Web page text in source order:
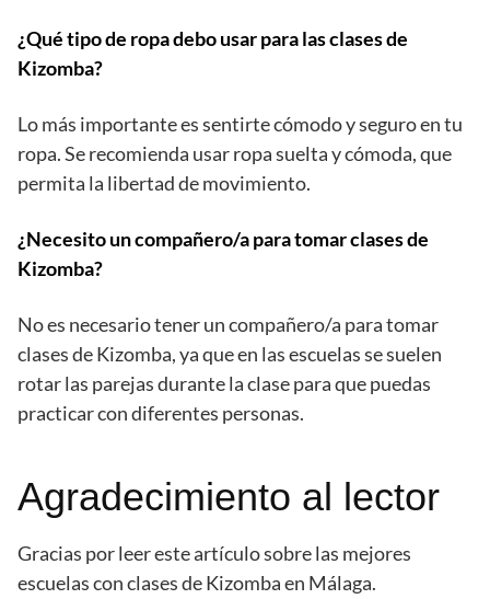
¿Qué tipo de ropa debo usar para las clases de
Kizomba?
Lo más importante es sentirte cómodo y seguro en tu
ropa. Se recomienda usar ropa suelta y cómoda, que
permita la libertad de movimiento.
¿Necesito un compañero/a para tomar clases de
Kizomba?
No es necesario tener un compañero/a para tomar
clases de Kizomba, ya que en las escuelas se suelen
rotar las parejas durante la clase para que puedas
practicar con diferentes personas.
Agradecimiento al lector
Gracias por leer este artículo sobre las mejores
escuelas con clases de Kizomba en Málaga.